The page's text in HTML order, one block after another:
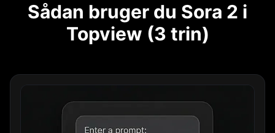
Sådan bruger du Sora 2 i
Topview (3 trin)